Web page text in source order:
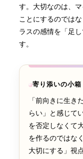
す。大切なのは、
ことにするのでは
ラスの感情を「足
す。
寄り添いの小箱
「前向きに生き
らい」と感じて
を否定しなくて
を作るのではな
大切にする」視